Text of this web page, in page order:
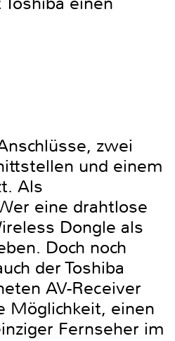
zwei
und einem
Als
eine drahtlose
Dongle als
Doch noch
der Toshiba
AV-Receiver
Möglichkeit, einen
Fernseher im